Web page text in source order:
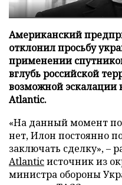
Американский
отклонил просьбу
применении
вглубь российской
возможной
Atlantic.
«На данный момент
нет, Илон постоянно
заключать сделку», –
Atlanticисточник из
министра обороны